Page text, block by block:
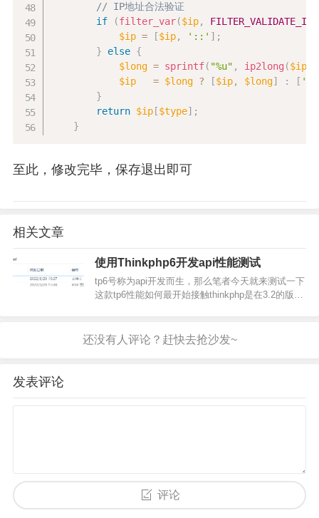
// IP地址合法验证
if
(filter_var($ip, FILTER_VALIDATE_IP
$ip = [$ip, '::' ] ;
}
else {
$long = sprintf( "%u" , ip2long ($ip
$ip
= $long ? [$ip, $long] : [
}
return $ip [$type] ;
}
至此，修改完毕，保存退出即可
相关文章
使用Thinkphp6开发api性能测试
tp6号称为api开发而生，那么笔者今天就来测试一下
这款tp6性能如何最开始接触thinkphp是在3.2的版
发表评论
评论